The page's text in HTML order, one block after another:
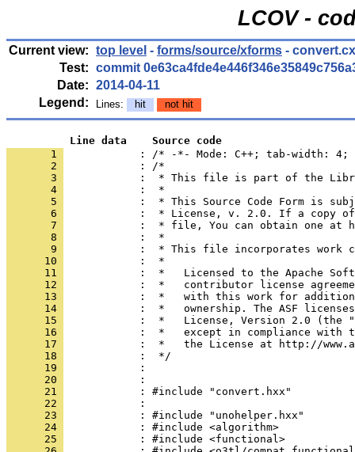
LCOV -
Current view: top level - forms/source/xforms -
Test: commit
Date: 2014-04-11
Legend:
Lines: hit not hit
          Line data    Source code
       1
: /* -*- Mode: C++; tab-width:
       2
       3
       4
       5
       6
       7
       8
       9
      10
      11
      12
      13
      14
      15
      16
      17
      18
      19
      20
      21
      22
      23
      24
      25